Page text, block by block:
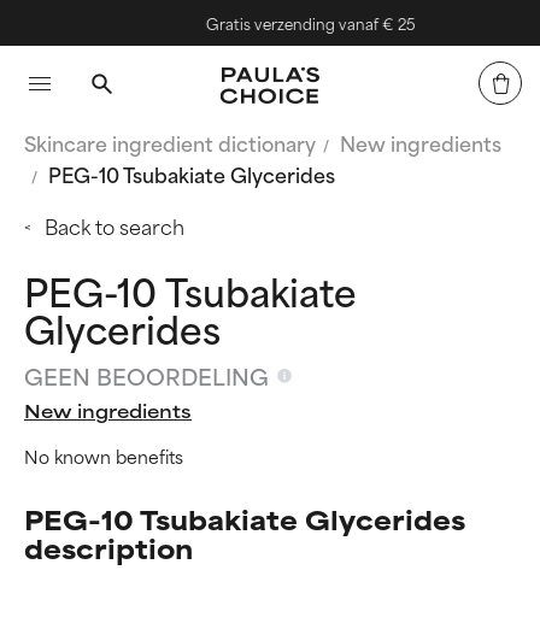
Gratis verzending vanaf € 25
Skincare ingredient dictionary
New ingredients
PEG-10 Tsubakiate Glycerides
Back to search
PEG-10 Tsubakiate
Glycerides
GEEN BEOORDELING
New ingredients
No known benefits
PEG-10 Tsubakiate Glycerides
description